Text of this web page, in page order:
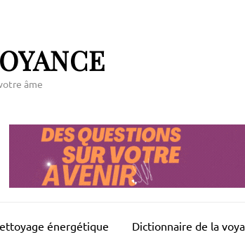
âme
énergétique Dictionnaire de la